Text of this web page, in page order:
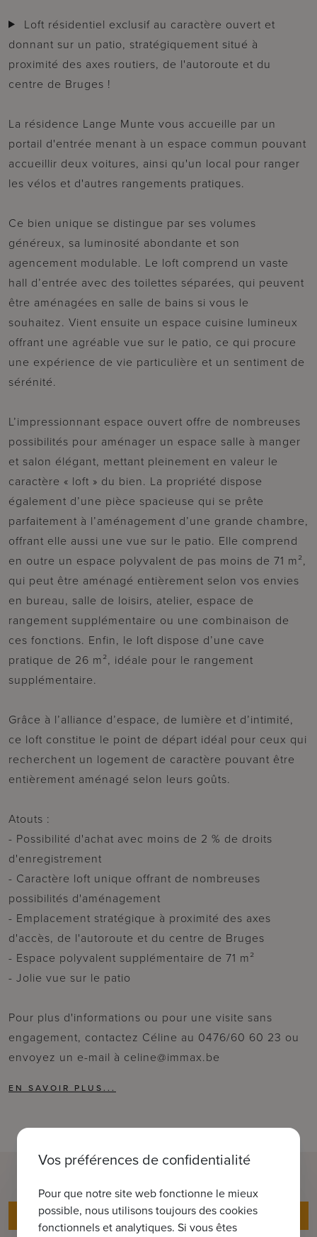
donnant sur un patio, stratégiquement situé à
proximité des axes routiers, de l'autoroute et du
centre de Bruges !
La résidence Lange Munte vous accueille par un
portail d'entrée menant à un espace commun pouvant
accueillir deux voitures, ainsi qu'un local pour ranger
les vélos et d'autres rangements pratiques.
Ce bien unique se distingue par ses volumes
généreux, sa luminosité abondante et son
agencement modulable. Le loft comprend un vaste
hall d’entrée avec des toilettes séparées, qui peuvent
être aménagées en salle de bains si vous le
souhaitez. Vient ensuite un espace cuisine lumineux
offrant une agréable vue sur le patio, ce qui procure
une expérience de vie particulière et un sentiment de
sérénité.
L’impressionnant espace ouvert offre de nombreuses
possibilités pour aménager un espace salle à manger
et salon élégant, mettant pleinement en valeur le
caractère « loft » du bien. La propriété dispose
également d’une pièce spacieuse qui se prête
parfaitement à l’aménagement d’une grande chambre,
offrant elle aussi une vue sur le patio. Elle comprend
en outre un espace polyvalent de pas moins de 71 m²,
qui peut être aménagé entièrement selon vos envies
en bureau, salle de loisirs, atelier, espace de
rangement supplémentaire ou une combinaison de
ces fonctions. Enfin, le loft dispose d’une cave
pratique de 26 m², idéale pour le rangement
supplémentaire.
Grâce à l’alliance d’espace, de lumière et d’intimité,
ce loft constitue le point de départ idéal pour ceux qui
recherchent un logement de caractère pouvant être
entièrement aménagé selon leurs goûts.
Atouts :
- Possibilité d'achat avec moins de 2 % de droits
d'enregistrement
- Caractère loft unique offrant de nombreuses
possibilités d'aménagement
- Emplacement stratégique à proximité des axes
d'accès, de l'autoroute et du centre de Bruges
- Espace polyvalent supplémentaire de 71 m²
- Jolie vue sur le patio
Pour plus d'informations ou pour une visite sans
engagement, contactez Céline au 0476/60 60 23 ou
envoyez un e-mail à celine@immax.be
Données
Vos préférences de confidentialité
Pour que notre site web fonctionne le mieux
possible, nous utilisons toujours des cookies
fonctionnels et analytiques. Si vous êtes